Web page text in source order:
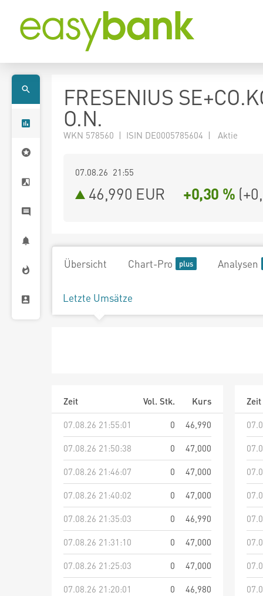
FRESENIUS
O.N.
WKN 578560 | ISIN DE0005785604 | Aktie
07.08.26 21:55
46,990 EUR +0,30 % (
Übersicht Chart-Pro Analysen
Letzte Umsätze
Zeit Vol. Stk.
Kurs
07.08.26 21:55:01
0
46,990
07.08.26 21:50:38
0
47,000
07.08.26 21:46:07
0
47,000
07.08.26 21:40:02
0
47,000
07.08.26 21:35:03
0
46,990
07.08.26 21:31:10
0
47,000
07.08.26 21:25:03
0
47,000
07.08.26 21:20:01
0
46,980
Zeit